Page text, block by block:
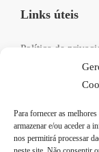
Para fornecer as
armazenar e/ou aceder a
nos permitirá processar
Links úteis
Política de
Livro de
FAQs